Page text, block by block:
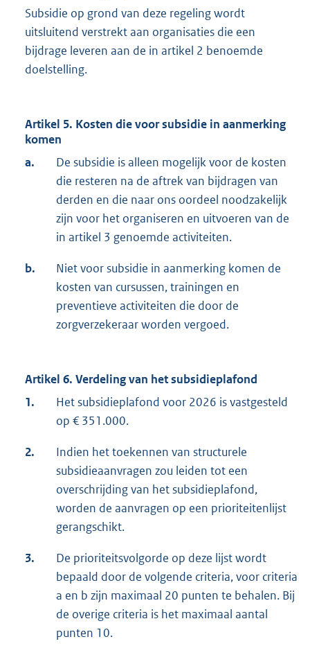
Subsidie op grond van deze regeling wordt
uitsluitend verstrekt aan organisaties die een
bijdrage leveren aan de in artikel 2 benoemde
doelstelling.
Artikel 5. Kosten die voor subsidie in aanmerking
komen
a.
De subsidie is alleen mogelijk voor de kosten
die resteren na de aftrek van bijdragen van
derden en die naar ons oordeel noodzakelijk
zijn voor het organiseren en uitvoeren van de
in artikel 3 genoemde activiteiten.
b.
Niet voor subsidie in aanmerking komen de
kosten van cursussen, trainingen en
preventieve activiteiten die door de
zorgverzekeraar worden vergoed.
Artikel 6. Verdeling van het subsidieplafond
1.
Het subsidieplafond voor 2026 is vastgesteld
op € 351.000.
2.
Indien het toekennen van structurele
subsidieaanvragen zou leiden tot een
overschrijding van het subsidieplafond,
worden de aanvragen op een prioriteitenlijst
gerangschikt.
3.
De prioriteitsvolgorde op deze lijst wordt
bepaald door de volgende criteria, voor criteria
a en b zijn maximaal 20 punten te behalen. Bij
de overige criteria is het maximaal aantal
punten 10.